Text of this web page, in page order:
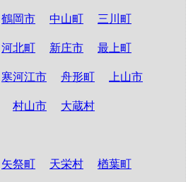
鶴岡市 中山町 三川町
河北町 新庄市 最上町
寒河江市 舟形町 上山市
村山市 大蔵村
矢祭町 天栄村 楢葉町